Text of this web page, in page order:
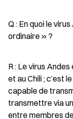
Q : En quoi le
ordinaire » ?
R : Le virus
et au Chili ; c’est
capable de
transmettre via
entre membres